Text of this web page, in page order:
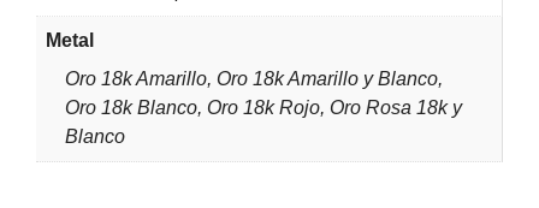
Metal
Oro 18k Amarillo, Oro 18k Amarillo y Blanco,
Oro 18k Blanco, Oro 18k Rojo, Oro Rosa 18k y
Blanco